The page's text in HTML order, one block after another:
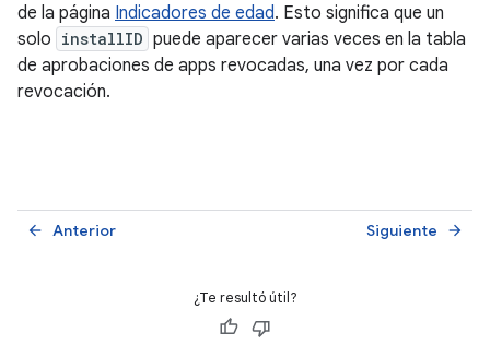
de la página Indicadores de edad. Esto significa que un
solo installID puede aparecer varias veces en la tabla
de aprobaciones de apps revocadas, una vez por cada
revocación.
Anterior
arrow_back Siguiente arrow_forward
¿Te resultó útil?